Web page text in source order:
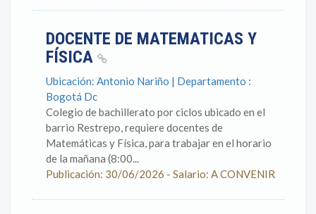
DOCENTE DE MATEMATICAS Y
FÍSICA
Ubicación: Antonio Nariño | Departamento :
Bogotá Dc
Colegio de bachillerato por ciclos ubicado en el
barrio Restrepo, requiere docentes de
Matemáticas y Física, para trabajar en el horario
de la mañana (8:00...
Publicación: 30/06/2026 - Salario: A CONVENIR